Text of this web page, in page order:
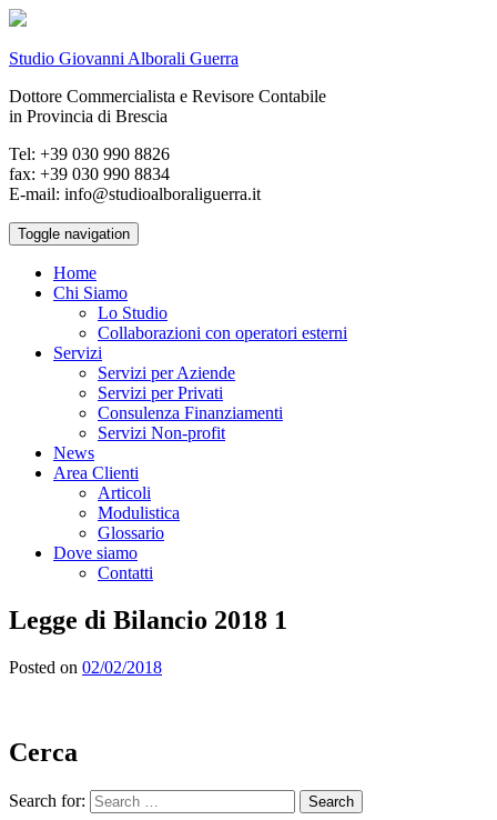
Studio Giovanni Alborali Guerra
Dottore Commercialista e Revisore Contabile
in Provincia di Brescia
Tel: +39 030 990 8826
fax: +39 030 990 8834
E-mail: info@studioalboraliguerra.it
Toggle navigation
Home
Chi Siamo
Lo Studio
Collaborazioni con operatori esterni
Servizi
Servizi per Aziende
Servizi per Privati
Consulenza Finanziamenti
Servizi Non-profit
News
Area Clienti
Articoli
Modulistica
Glossario
Dove siamo
Contatti
Legge di Bilancio 2018 1
Posted on 02/02/2018
Cerca
Search for: